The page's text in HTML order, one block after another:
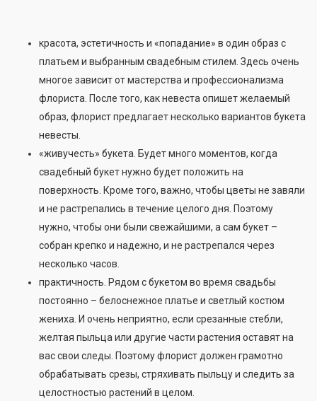
красота, эстетичность и «попадание» в один образ с
платьем и выбранным свадебным стилем. Здесь очень
многое зависит от мастерства и профессионализма
флориста. После того, как невеста опишет желаемый
образ, флорист предлагает несколько вариантов букета
невесты.
«живучесть» букета. Будет много моментов, когда
свадебный букет нужно будет положить на
поверхность. Кроме того, важно, чтобы цветы не завяли
и не растрепались в течение целого дня. Поэтому
нужно, чтобы они были свежайшими, а сам букет –
собран крепко и надежно, и не растрепался через
несколько часов.
практичность. Рядом с букетом во время свадьбы
постоянно – белоснежное платье и светлый костюм
жениха. И очень неприятно, если срезанные стебли,
желтая пыльца или другие части растения оставят на
вас свои следы. Поэтому флорист должен грамотно
обрабатывать срезы, стряхивать пыльцу и следить за
целостностью растений в целом.